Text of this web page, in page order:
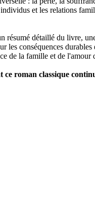
et les relations
détaillé du livre,
les conséquences
de la famille et de l'amour
ce roman classique